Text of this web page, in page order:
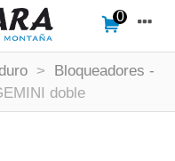
0
>
Bloqueadores -
doble